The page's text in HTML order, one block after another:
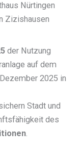
Nürtingen
Zizishausen
der Nutzung
auf dem
2025 in
Stadt und
des
.